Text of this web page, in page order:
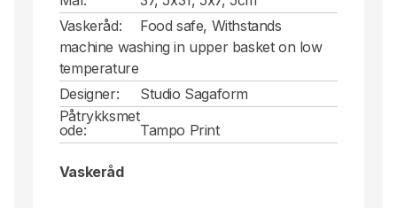
Vaskeråd:
Food safe, Withstands
machine washing in upper basket on low
temperature
Designer:
Studio Sagaform
Påtrykksmet
ode:
Tampo Print
Vaskeråd